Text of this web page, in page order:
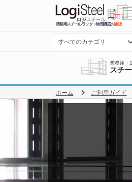
業務用スチールラック・物流機器の通販
業務用・
スチ
ホーム ご利用ガイド